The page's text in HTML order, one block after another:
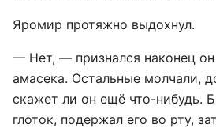
Яромир протяжно выдохнул.
— Нет, — признался наконец
амасека. Остальные молчали,
скажет ли он ещё что-нибудь.
глоток, подержал его во рту,